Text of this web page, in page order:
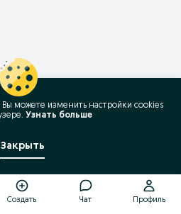
Создать Чат Профиль
Вы можете изменить настройки cookies
Узнать больше
Закрыть